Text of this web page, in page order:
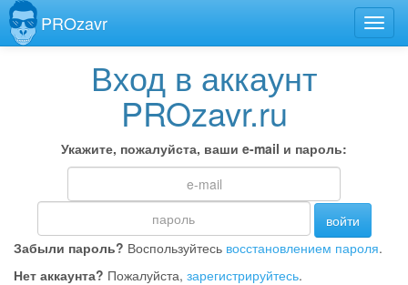
PROzavr
Вход в аккаунт
PROzavr.ru
Укажите, пожалуйста, ваши e-mail и пароль:
войти
Забыли пароль? Воспользуйтесь восстановлением пароля.
Нет аккаунта? Пожалуйста, зарегистрируйтесь.